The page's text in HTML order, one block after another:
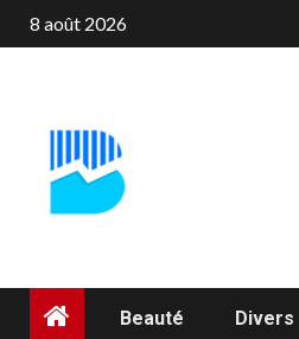
Aller
au
8 août 2026
Beauté Divers